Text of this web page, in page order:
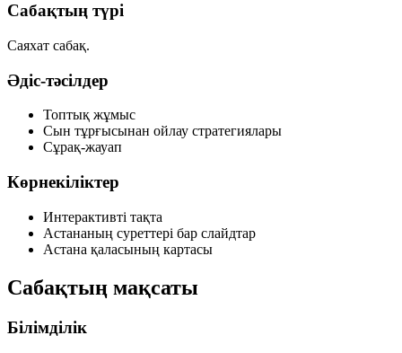
Сабақтың түрі
Саяхат сабақ.
Әдіс-тәсілдер
Топтық жұмыс
Сын тұрғысынан ойлау стратегиялары
Сұрақ-жауап
Көрнекіліктер
Интерактивті тақта
Астананың суреттері бар слайдтар
Астана қаласының картасы
Сабақтың мақсаты
Білімділік